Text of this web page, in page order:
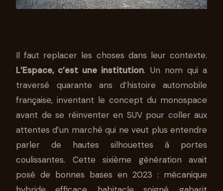
Il faut replacer les choses dans leur contexte.
L’Espace, c’est une institution. Un nom qui a
traversé quarante ans d’histoire automobile
française, inventant le concept du monospace
avant de se réinventer en SUV pour coller aux
attentes d’un marché qui ne veut plus entendre
parler de hautes silhouettes à portes
coulissantes. Cette sixième génération avait
posé de bonnes bases en 2023 : mécanique